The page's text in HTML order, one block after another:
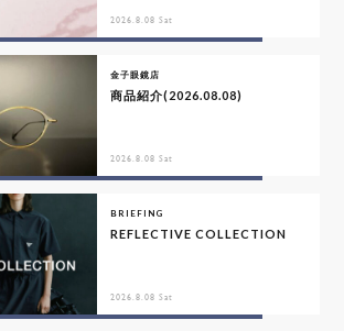
2026.8.08 Sat
金子眼鏡店
商品紹介(2026.08.08)
2026.8.08 Sat
BRIEFING
REFLECTIVE COLLECTION
2026.8.08 Sat